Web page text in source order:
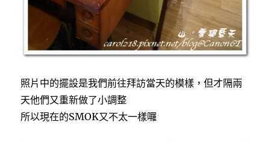
照片中的擺設是我們前往拜訪當天的模樣，但才隔兩
天他們又重新做了小調整
所以現在的SMOK又不太一樣囉